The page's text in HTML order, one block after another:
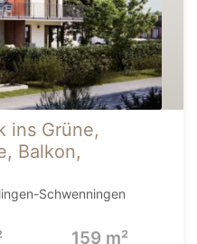
ins Grüne,
Balkon,
Schwenningen
159 m²